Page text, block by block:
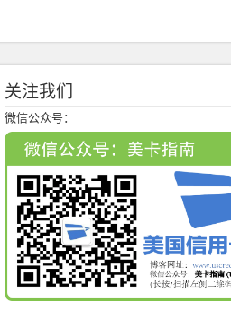
关注我们
微信公众号：